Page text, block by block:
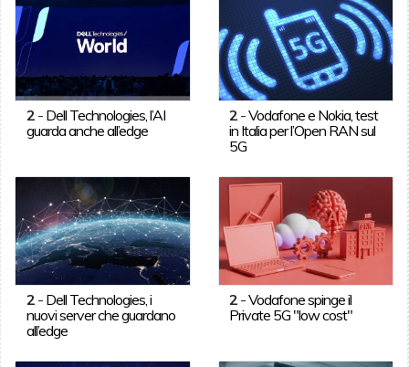
2- Dell Technologies, l’AI
guarda anche all’edge
2 -Vodafone e Nokia, test
in Italia per l’Open RAN sul
5G
2- Dell Technologies, i
nuovi server che guardano
all’edge
2 -Vodafone spinge il
Private 5G "low cost"